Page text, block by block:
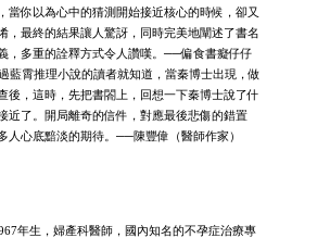
當你以為心中的猜測開始接近核心的時候，卻又
，最終的結果讓人驚訝，同時完美地闡述了書名
，多重的詮釋方式令人讚嘆。──偏食書癡仔仔
藍霄推理小說的讀者就知道，當秦博士出現，做
後，這時，先把書閤上，回想一下秦博士說了什
近了。開局離奇的信件，對應最後悲傷的錯置
人心底黯淡的期待。──陳豐偉（醫師作家）
年生，婦產科醫師，國內知名的不孕症治療專